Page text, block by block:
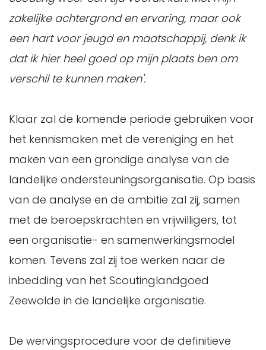
zakelijke achtergrond en ervaring, maar ook
een hart voor jeugd en maatschappij, denk ik
dat ik hier heel goed op mijn plaats ben om
verschil te kunnen maken'.
Klaar zal de komende periode gebruiken voor
het kennismaken met de vereniging en het
maken van een grondige analyse van de
landelijke ondersteuningsorganisatie. Op basis
van de analyse en de ambitie zal zij, samen
met de beroepskrachten en vrijwilligers, tot
een organisatie- en samenwerkingsmodel
komen. Tevens zal zij toe werken naar de
inbedding van het Scoutinglandgoed
Zeewolde in de landelijke organisatie.
De wervingsprocedure voor de definitieve